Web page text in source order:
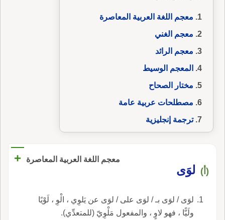
معجم اللغة العربية المعاصرة
معجم الغني
معجم الرائد
المعجم الوسيط
مختار الصحاح
مصطلحات عربية عامة
ترجمة إنجليزية
معجم اللغة العربية المعاصرة +
(أ) لوَى
لوَى / لوَى بـ / لوَى على / لوَى عن يَلوِي ، الْوِ ، لَوْيًا
ولَيًّا ، فهو لاوٍ ، والمفعول مَلْوِيّ (للمتعدِّي).